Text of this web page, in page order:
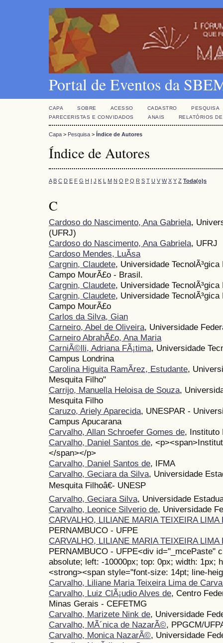
Portal de Eventos da
CAPA SOBRE ACESSO CADASTRO
PESQUISA
PARECERISTAS E CONVIDADOS
ANAIS RELATÓRIOS
Capa > Pesquisa > Índice de Autores
Índice de Autores
A B C D E F G H I J K L M N O P Q R S T U V W X Y Z Toda(o)s
C
Cardoso do Nascimento, Ana Gabriela,
(UFRJ)
Cardoso do Nascimento, Ana Gabriela, UFRJ
Cardoso Mendes, LuÃ­sa
Cargnin, Claudete, Universidade
Campo MourÃ£o - Brasil.
Cargnin, Claudete, Universidade TecnolÃ³gica
Cargnin, Claudete, Universidade
Campo MourÃ£o
Carlos da Silva, Gian
Carneiro, Abel de Oliveira, Universidade
Carneiro AbrahÃ£o, Ana Maria
CarniÃ©lli, Adriana FÃ¡tima, Universidade
Campus Londrina
Carolina Higuita RamÃ­rez, Estudante,
Mesquita Filho"
Carrijo, Manuella Heloisa de Souza,
Mesquita Filho
Caruzo, Ariely Aparecida, UNESPAR -
Campus Apucarana
Carvalho, Allan Schroefer Gomes de, Instituto
Carvalho, Daniel Santos de,
</span></p>
Carvalho, Daniel Santos de, IFMA
Carvalho, Geciara da Silva, Universidade
Mesquita Filhoâ€- UNESP
Carvalho, Geciara Silva, Universidade
Carvalho, Leonice Silverio de, Universidade
CARVALHO, LILIANE MARIA TEIXEIRA LIMA
PERNAMBUCO - UFPE
CARVALHO, LILIANE MARIA TEIXEIRA LIMA
PERNAMBUCO - UFPE<div id="_mcePaste"
absolute; left: -10000px; top: 0px; width: 1px;
<strong><span style="font-size: 14pt; line-
Carvalho, Liliane Maria Teixeira Lima de
Carvalho, Luiz ClÃ¡udio Alves de, Centro
Minas Gerais - CEFETMG
Carvalho, Marizete Nink de, Universidade
Carvalho, MÃ´nica de NazarÃ©, PPGCM/
Carvalho, Monica NazarÃ©, Universidade